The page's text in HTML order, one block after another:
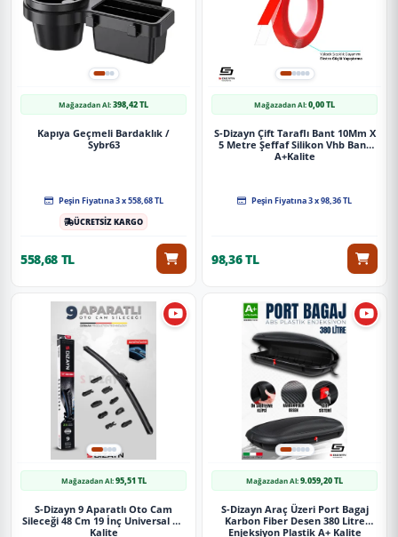
Mağazadan Al:398,42 TL
Kapıya Geçmeli Bardaklık /
Sybr63
Peşin Fiyatına 3 x 558,68 TL
ÜCRETSİZ KARGO
558,68 TL
Mağazadan Al:0,00 TL
S-Dizayn Çift Taraflı Bant 10Mm X
5 Metre Şeffaf Silikon Vhb Bant
A+Kalite
Peşin Fiyatına 3 x 98,36 TL
98,36 TL
Mağazadan Al:95,51 TL
S-Dizayn 9 Aparatlı Oto Cam
Sileceği 48 Cm 19 İnç Universal A+
Kalite
Mağazadan Al:9.059,20 TL
S-Dizayn Araç Üzeri Port Bagaj
Karbon Fiber Desen 380 Litre
Enjeksiyon Plastik A+ Kalite